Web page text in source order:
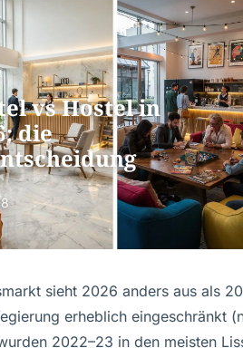
vs Hostel in
die
sieht 2026 anders aus als
erheblich eingeschränkt
2022–23 in den meisten